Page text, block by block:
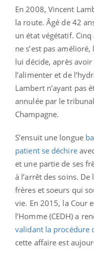
En 2008, Vincent
la route. Âgé de 42
un état végétatif.
ne s’est pas
lui décide, après
l’alimenter et de
Lambert n’ayant pas
annulée par le
Champagne.
S’ensuit une longue
patient se déchire
et une partie de ses
à l’arrêt des soins. De
frères et soeurs qui
vie. En 2015, la Cour
l’Homme (CEDH) a
validant la procédure
cette affaire est